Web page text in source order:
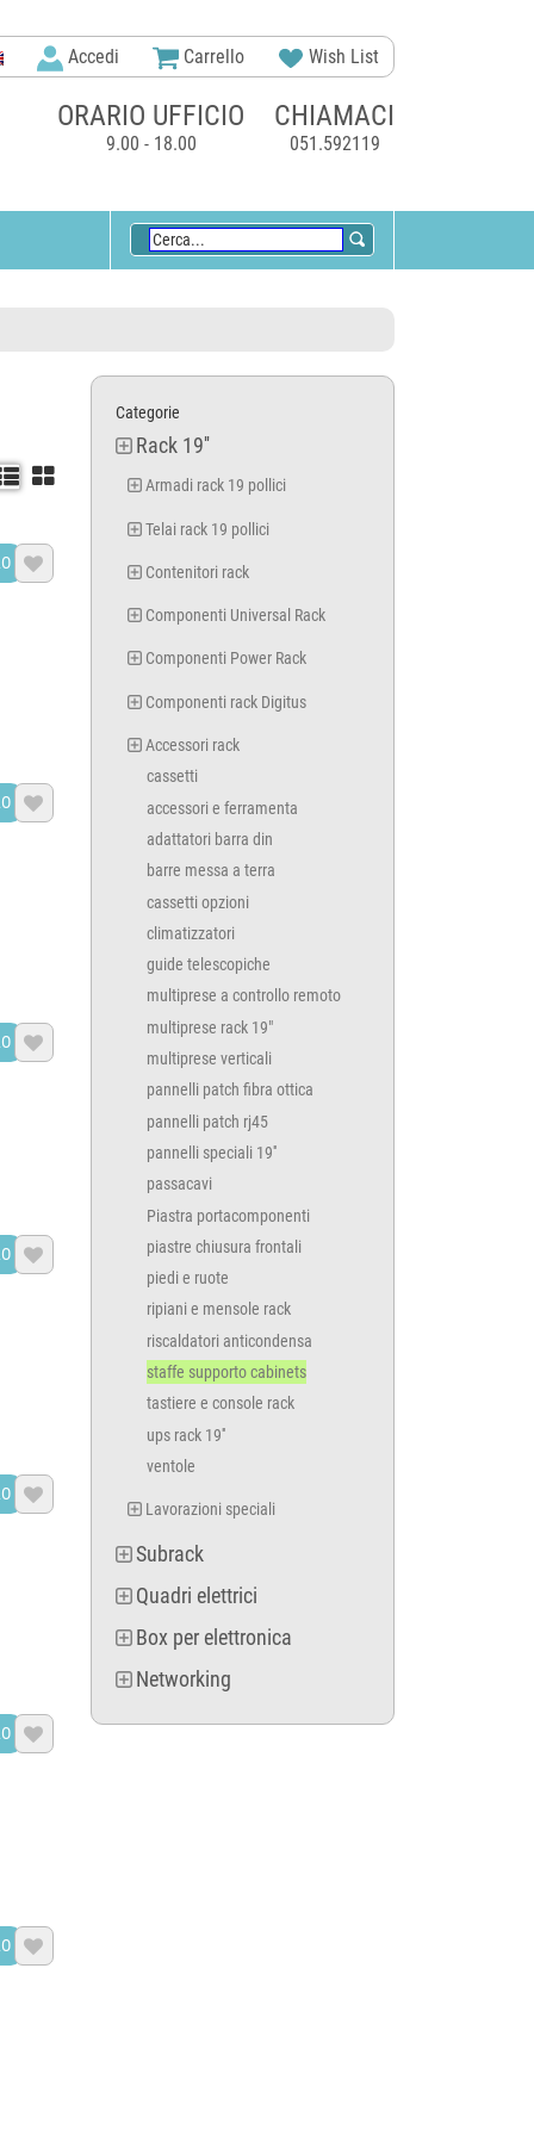
Accedi Carrello Wish List
CHIAMACI
051.592119
ORARIO UFFICIO
9.00 - 18.00








Categorie
Rack 19''
Armadi rack 19 pollici
Telai rack 19 pollici
Contenitori rack
Componenti Universal Rack
Componenti Power Rack
Componenti rack Digitus
Accessori rack
cassetti
accessori e ferramenta
adattatori barra din
barre messa a terra
cassetti opzioni
climatizzatori
guide telescopiche
multiprese a controllo remoto
multiprese rack 19"
multiprese verticali
pannelli patch fibra ottica
pannelli patch rj45
pannelli speciali 19''
passacavi
Piastra portacomponenti
piastre chiusura frontali
piedi e ruote
ripiani e mensole rack
riscaldatori anticondensa
staffe supporto cabinets
tastiere e console rack
ups rack 19''
ventole
Lavorazioni speciali
Subrack
Quadri elettrici
Box per elettronica
Networking